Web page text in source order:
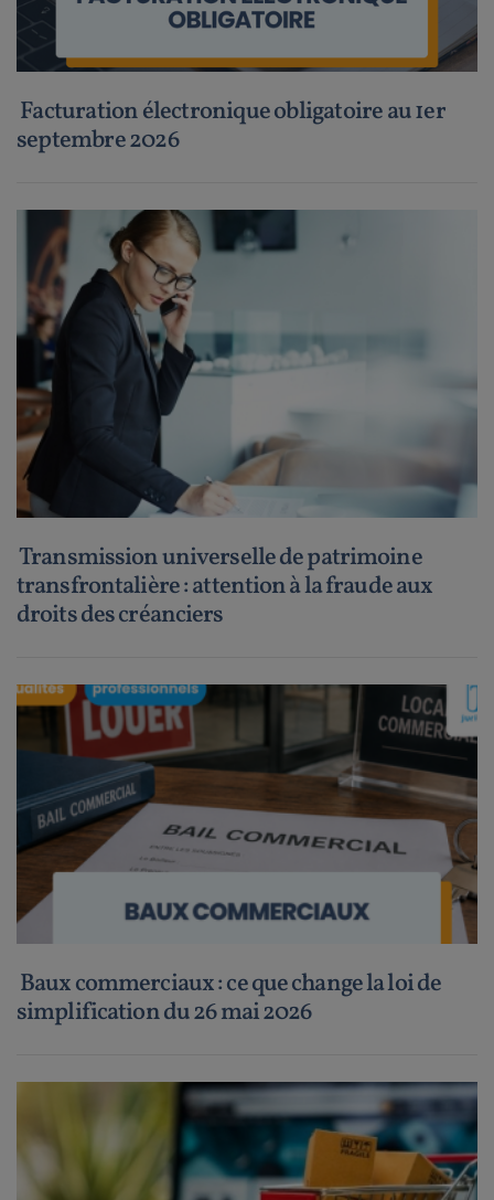
Facturation électronique obligatoire au 1er
septembre 2026
Transmission universelle de patrimoine
transfrontalière : attention à la fraude aux
droits des créanciers
Baux commerciaux : ce que change la loi de
simplification du 26 mai 2026